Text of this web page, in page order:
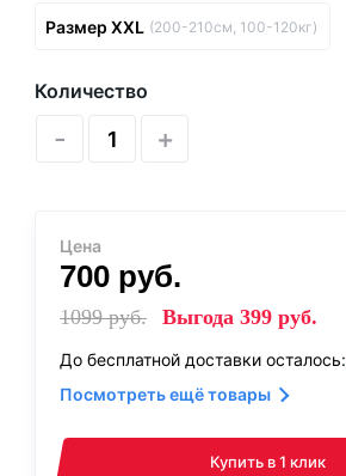
Размер XXL (200-210см, 100-120кг)
Количество
- +
Цена
700 руб.
1099руб. Выгода 399 руб.
До бесплатной доставки осталось:
Посмотреть ещё товары
Купить в 1 клик